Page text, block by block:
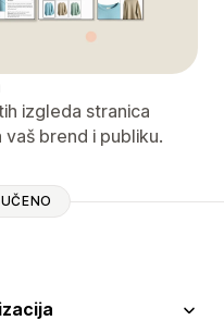
izgleda stranica
brend i publiku.